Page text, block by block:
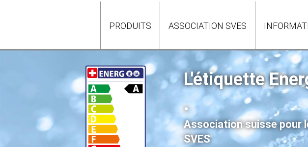
PRODUITS ASSOCIATION SVES
L'étiquette
.
Association suisse pour
SVES